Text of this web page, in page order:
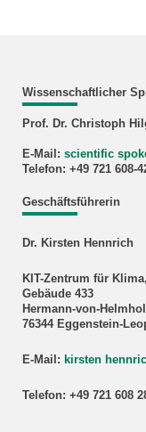
Wissenschaftlicher
Prof. Dr. Christoph
E-Mail: scientific
Telefon: +49 721 608-
Geschäftsführerin
Dr. Kirsten Hennrich
KIT-Zentrum für
Gebäude 433
Hermann-von-
76344 Eggenstein-
E-Mail: kirsten
Telefon: +49 721 608